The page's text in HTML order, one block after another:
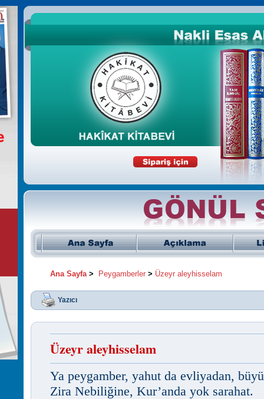
Ana Sayfa> Peygamberler > Üzeyr aleyhisselam
Yazıcı
Üzeyr aleyhisselam
Ya peygamber, yahut da evliyadan,
Zira Nebiliğine, Kur’anda yok sarahat.